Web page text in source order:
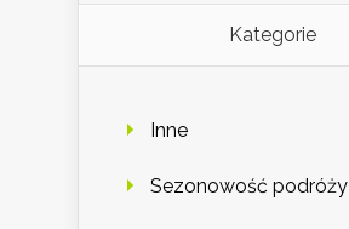
Kategorie
Inne
Sezonowość podróży